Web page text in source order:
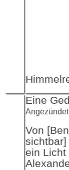
Eine
Von
sichtbar]
ein